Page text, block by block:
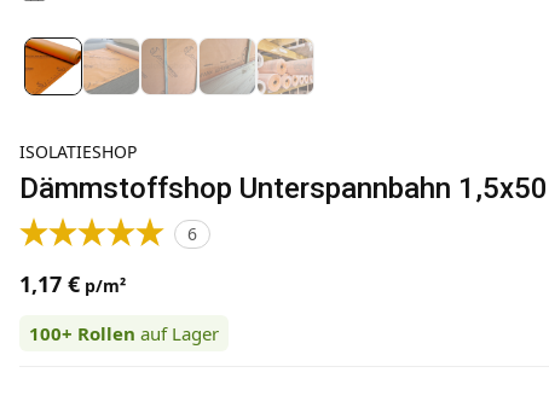
ISOLATIESHOP
Dämmstoffshop Unterspannbahn
6
1,17 € p/m²
100+ Rollen auf Lager